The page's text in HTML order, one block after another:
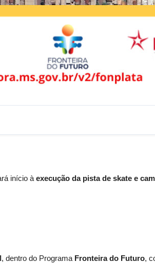
início à execução da pista de skate e
, dentro do Programa Fronteira do Futuro,